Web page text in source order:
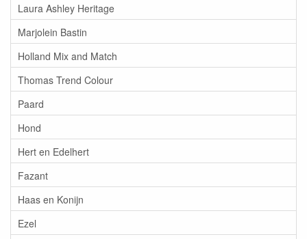
Laura Ashley Heritage
Marjolein Bastin
Holland Mix and Match
Thomas Trend Colour
Paard
Hond
Hert en Edelhert
Fazant
Haas en Konijn
Ezel